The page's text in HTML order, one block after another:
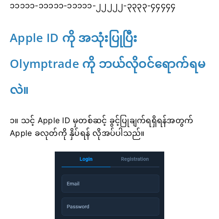
၁၁၁၁၁-၁၁၁၁၁-၁၁၁၁၁-၂၂၂၂၂-၃၃၃၃-၄၄၄၄၄
Apple ID ကို အသုံးပြုပြီး
Olymptrade ကို ဘယ်လိုဝင်ရောက်ရမ
လဲ။
၁။ သင့် Apple ID မှတစ်ဆင့် ခွင့်ပြုချက်ရရှိရန်အတွက်
Apple ခလုတ်ကို နှိပ်ရန် လိုအပ်ပါသည်။